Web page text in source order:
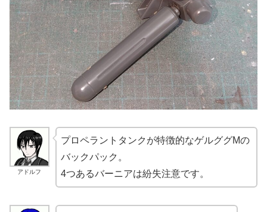
アドルフ
プロペラントタンクが特徴的なゲルググMの
バックパック。
4つあるバーニアは紛失注意です。